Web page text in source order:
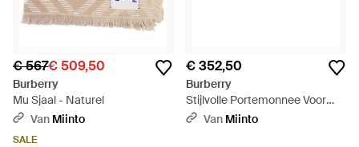
€ 567€ 509,50
Burberry
Mu Sjaal - Naturel
Van Miinto
SALE
€ 352,50
Burberry
Stijlvolle Portemonnee Voor
Mannen En Vrouwen - Naturel
Van Miinto